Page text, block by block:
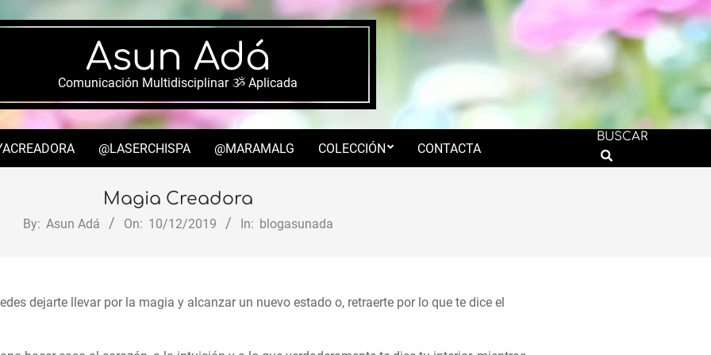
Asun Adá
Comunicación Multidisciplinar ૐ Aplicada
Secondary
Menu
@LASERCHISPA @MARAMALG COLECCIÓN CONTACTA
BUSCAR
Search
Magia Creadora
By: Asun Adá On: 10/12/2019 In: blogasunada
dejarte llevar por la magia y alcanzar un nuevo estado o, retraerte por lo que te dice el